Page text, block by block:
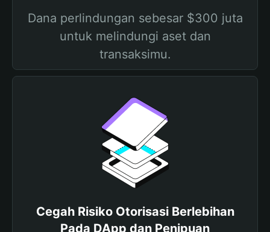
Dana perlindungan sebesar $300 juta
untuk melindungi aset dan
transaksimu.
Cegah Risiko Otorisasi Berlebihan
Pada DApp dan Penipuan